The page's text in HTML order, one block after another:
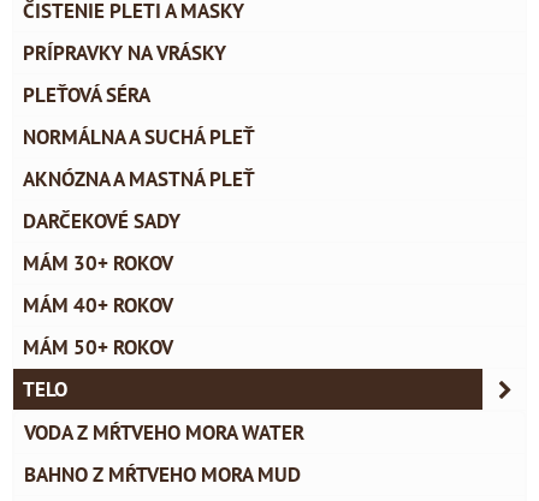
ČISTENIE PLETI A MASKY
PRÍPRAVKY NA VRÁSKY
PLEŤOVÁ SÉRA
NORMÁLNA A SUCHÁ PLEŤ
AKNÓZNA A MASTNÁ PLEŤ
DARČEKOVÉ SADY
MÁM 30+ ROKOV
MÁM 40+ ROKOV
MÁM 50+ ROKOV
TELO
VODA Z MŔTVEHO MORA WATER
BAHNO Z MŔTVEHO MORA MUD